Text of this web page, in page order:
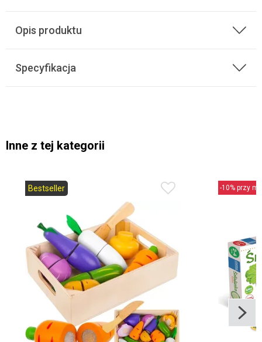
Opis produktu
Specyfikacja
Inne z tej kategorii
Bestseller -10% przy